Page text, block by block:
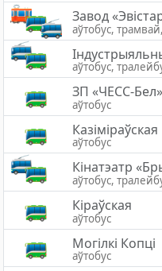
Завод
аўтобус,
аўтобус,
ЗП «ЧЕСС-Бел»
аўтобус
Казіміраўская
аўтобус
Кінатэатр
аўтобус,
Кіраўская
аўтобус
Могілкі Копці
аўтобус